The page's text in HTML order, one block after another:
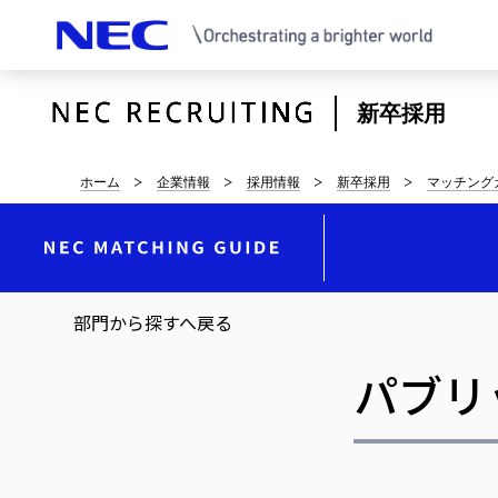
新卒採用
サ
イ
ト
内
ホーム 企業情報 採用情報 新卒採用 マッチング
部門から探すへ戻る
パブ